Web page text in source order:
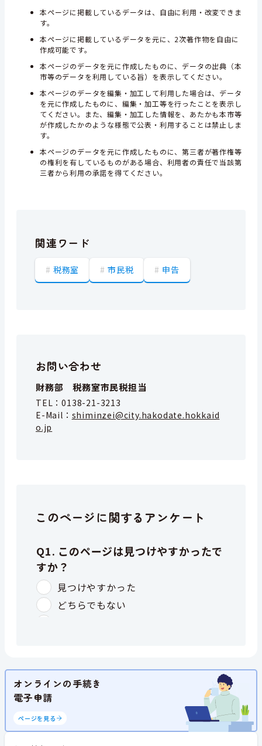
本ページに掲載しているデータは、自由に利用・改変できま
す。
本ページに掲載しているデータを元に、2次著作物を自由に
作成可能です。
本ページのデータを元に作成したものに、データの出典（本
市等のデータを利用している旨）を表示してください。
本ページのデータを編集・加工して利用した場合は、データ
を元に作成したものに、編集・加工等を行ったことを表示し
てください。また、編集・加工した情報を、あたかも本市等
が作成したかのような様態で公表・利用することは禁止しま
す。
本ページのデータを元に作成したものに、第三者が著作権等
の権利を有しているものがある場合、利用者の責任で当該第
三者から利用の承諾を得てください。
関連ワード
税務室 市民税 申告
お問い合わせ
財務部 税務室市民税担当
TEL：0138-21-3213
E-Mail： shiminzei@city.hakodate.hokkaid
o.jp
このページに関するアンケート
オンラインの手続き
電子申請
ページを見る